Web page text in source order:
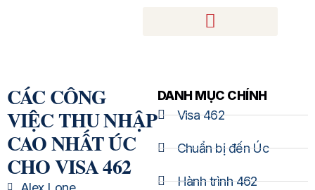
CÁC CÔNG
VIỆC THU NHẬP
CAO NHẤT ÚC
CHO VISA 462
DANH MỤC CHÍNH
Visa 462
Chuẩn bị đến Úc
Hành trình 462